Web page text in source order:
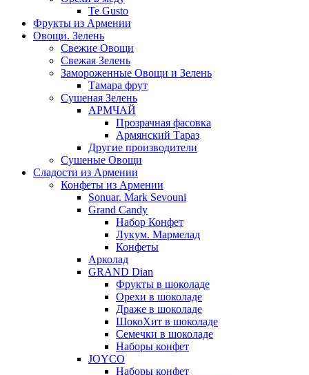
Te Gusto
Фрукты из Армении
Овощи. Зелень
Свежие Овощи
Свежая Зелень
Замороженные Овощи и Зелень
Тамара фрут
Сушеная Зелень
АРМЧАЙ
Прозрачная фасовка
Армянский Тараз
Другие производители
Сушеные Овощи
Сладости из Армении
Конфеты из Армении
Sonuar. Mark Sevouni
Grand Candy
Набор Конфет
Лукум. Мармелад
Конфеты
Арколад
GRAND Dian
Фрукты в шоколаде
Орехи в шоколаде
Драже в шоколаде
ШокоХит в шоколаде
Семечки в шоколаде
Наборы конфет
JOYCO
Наборы конфет